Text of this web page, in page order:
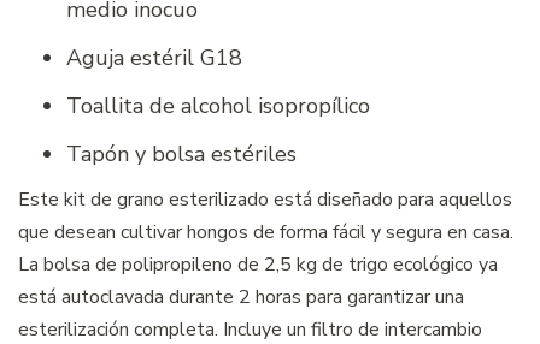
medio inocuo
Aguja estéril G18
Toallita de alcohol isopropílico
Tapón y bolsa estériles
Este kit de grano esterilizado está diseñado para aquellos
que desean cultivar hongos de forma fácil y segura en casa.
La bolsa de polipropileno de 2,5 kg de trigo ecológico ya
está autoclavada durante 2 horas para garantizar una
esterilización completa. Incluye un filtro de intercambio